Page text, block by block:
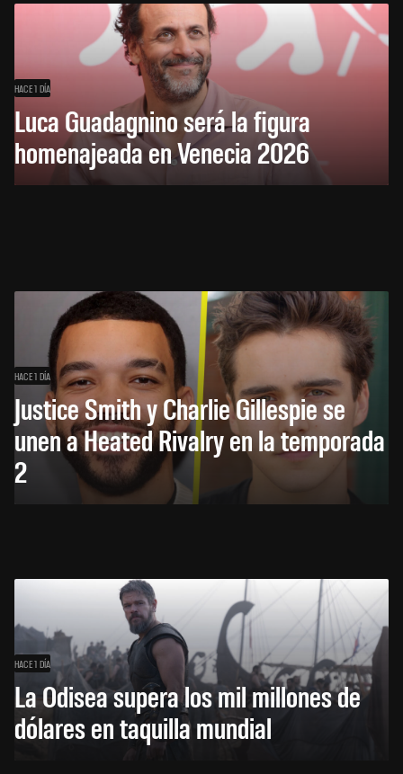
HACE 1 DÍA
Luca Guadagnino será la figura
homenajeada en Venecia 2026
HACE 1 DÍA
Justice Smith y Charlie Gillespie se
unen a Heated Rivalry en la temporada
2
HACE 1 DÍA
La Odisea supera los mil millones de
dólares en taquilla mundial